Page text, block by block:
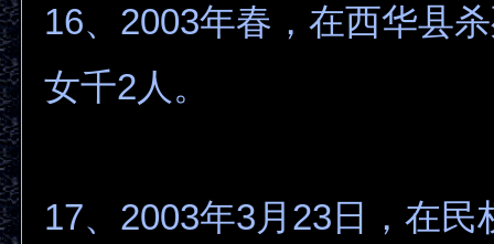
16、2003年春，在西华县
女千2人。
17、2003年3月23日，在民